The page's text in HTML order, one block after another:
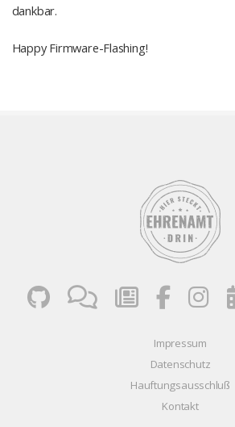
dankbar.
Happy Firmware-Flashing!
Impressum
Datenschutz
Hauftungsausschluß
Kontakt